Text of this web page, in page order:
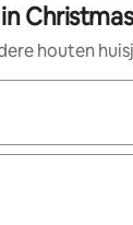
Christmas
houten
beschikbaar